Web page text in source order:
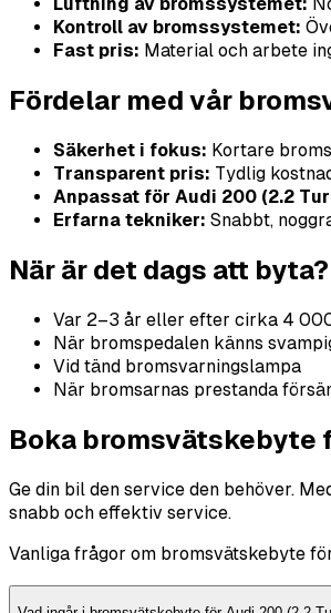
Luftning av bromssystemet:
Kontroll av bromssystemet:
Fast pris: Material och arbete
Fördelar med vår
Säkerhet i fokus: Kortare
Transparent pris: Tydlig
Anpassat för Audi 200 (2.2
Erfarna tekniker: Snabbt,
När är det dags att byta?
Var 2–3 år eller efter cirka 4
När bromspedalen känns
Vid tänd bromsvarningslampa
När bromsarnas prestanda
Boka bromsvätskebyte
Ge din bil den service den behöver.
snabb och effektiv service.
Vanliga frågor om bromsvätskebyte